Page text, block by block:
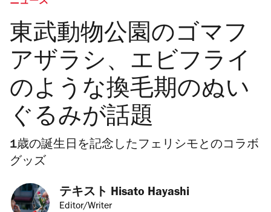
東武動物公園のゴマフ
アザラシ、エビフライ
のような換毛期のぬい
ぐるみが話題
1歳の誕生日を記念したフェリシモとのコラボ
グッズ
テキスト Hisato Hayashi
Editor/Writer